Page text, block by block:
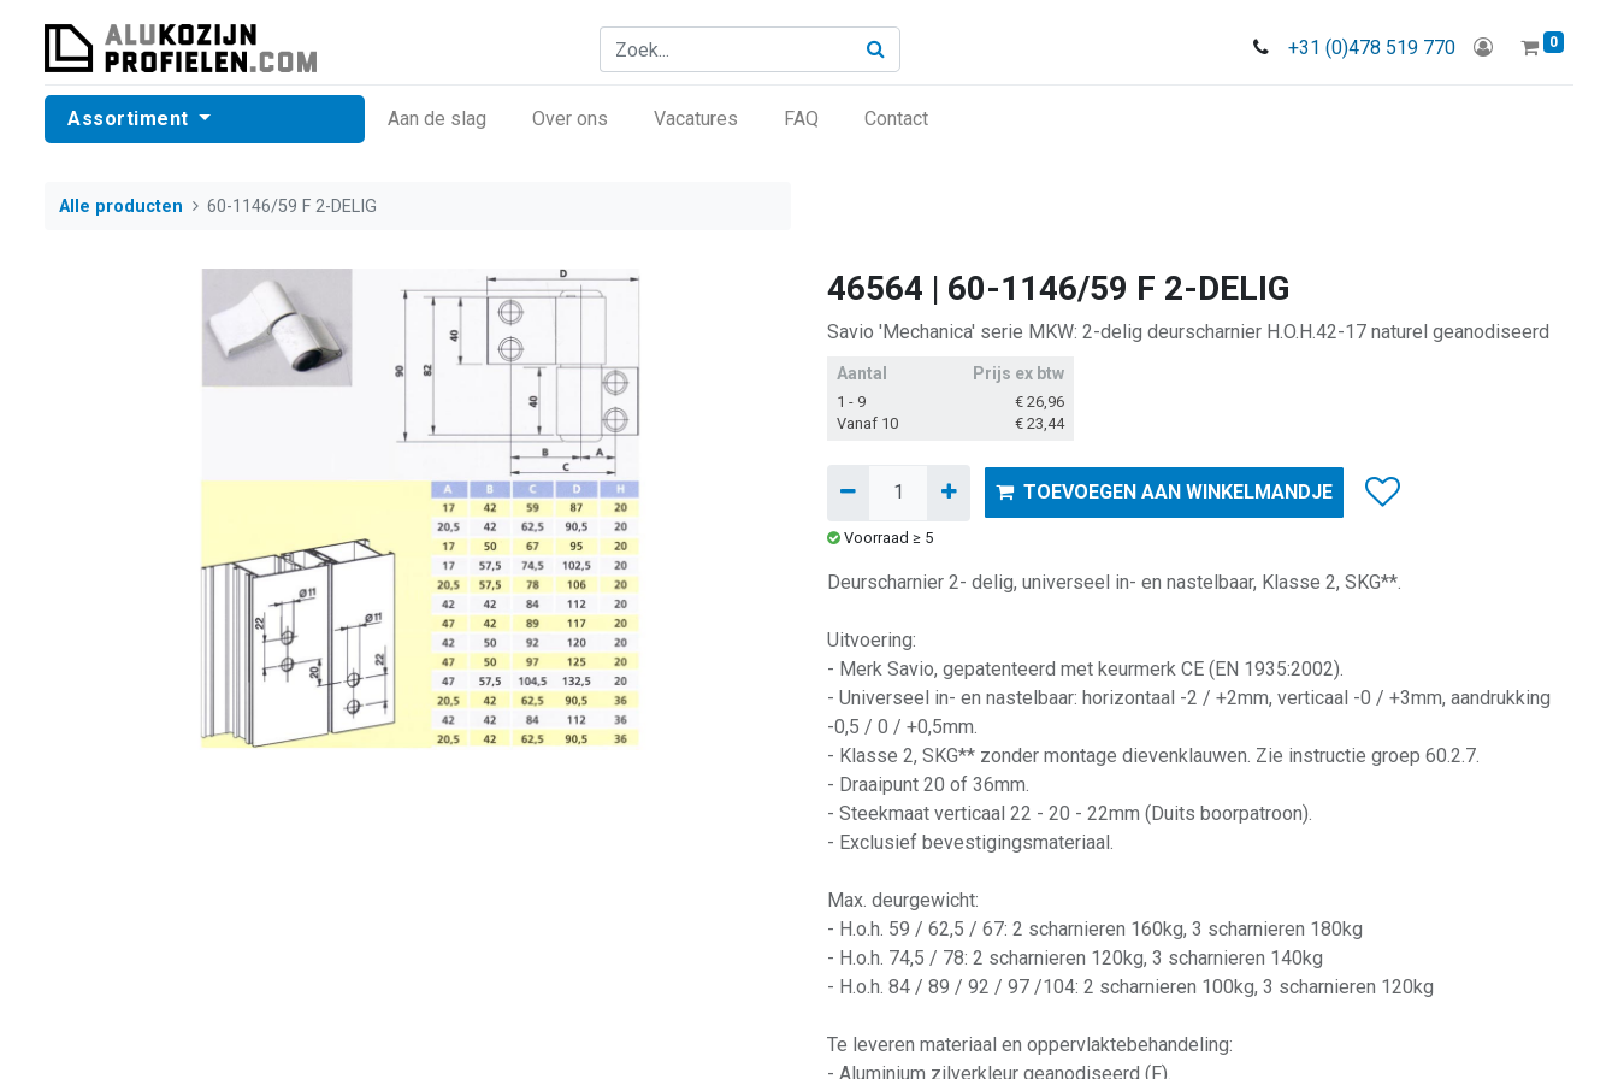
+31 (0)478 519 770 0
Assortiment ​Aan de slag Over ons Vacatures FAQ Contact
Alle producten 60-1146/59 F 2-DELIG
46564 | 60-1146/59 F 2-DELIG
Savio 'Mechanica' serie MKW: 2-delig deurscharnier H.O.H.42-17 naturel geanodiseerd
Aantal Prijs ex btw
1 - 9 € 26,96
Vanaf 10
€ 23,44
TOEVOEGEN AAN WINKELMANDJE
Voorraad ≥ 5
Deurscharnier 2- delig, universeel in- en nastelbaar, Klasse 2, SKG**.
Uitvoering:
- Merk Savio, gepatenteerd met keurmerk CE (EN 1935:2002).
- Universeel in- en nastelbaar: horizontaal -2 / +2mm, verticaal -0 / +3mm, aandrukking
-0,5 / 0 / +0,5mm.
- Klasse 2, SKG** zonder montage dievenklauwen. Zie instructie groep 60.2.7.
- Draaipunt 20 of 36mm.
- Steekmaat verticaal 22 - 20 - 22mm (Duits boorpatroon).
- Exclusief bevestigingsmateriaal.
Max. deurgewicht:
- H.o.h. 59 / 62,5 / 67: 2 scharnieren 160kg, 3 scharnieren 180kg
- H.o.h. 74,5 / 78: 2 scharnieren 120kg, 3 scharnieren 140kg
- H.o.h. 84 / 89 / 92 / 97 /104: 2 scharnieren 100kg, 3 scharnieren 120kg
Te leveren materiaal en oppervlaktebehandeling:
- Aluminium zilverkleur geanodiseerd (F).